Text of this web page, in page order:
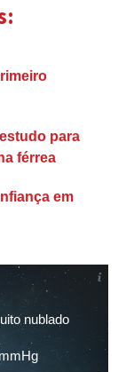
para
férrea
em
nublado
mmHg